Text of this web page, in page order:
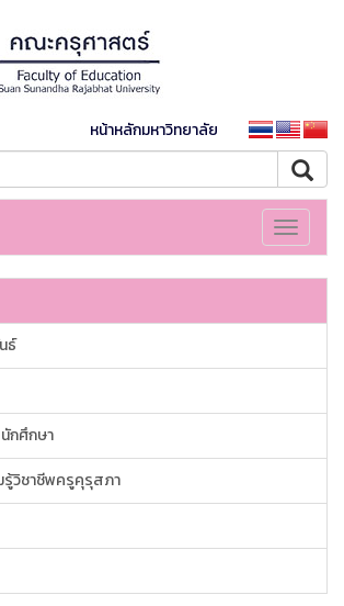
หน้าหลักมหาวิทยาลัย
Toggle
ธ์
กศึกษา
รู้วิชาชีพครูคุรุสภา